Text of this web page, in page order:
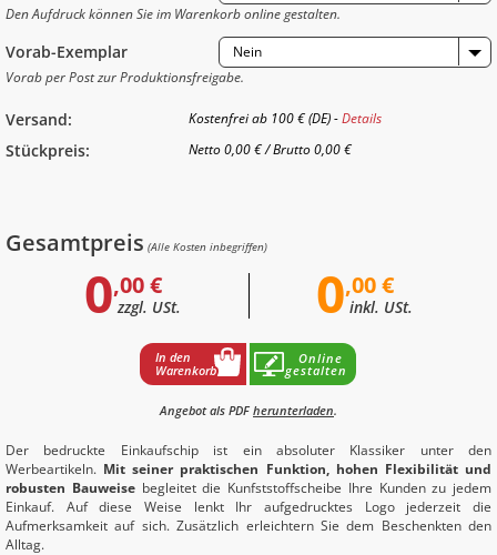
Den Aufdruck können Sie im Warenkorb online gestalten.
Vorab-Exemplar
Nein
Vorab per Post zur Produktionsfreigabe.
Versand: Kostenfrei ab 100 € (DE) -Details
Stückpreis: Netto 0,00 €/ Brutto 0,00 €
Gesamtpreis (Alle Kosten inbegriffen)
0,00 €
zzgl. USt. 0,00 €
inkl. USt.
In den
Warenkorb
Online
gestalten
Angebot als PDF herunterladen.
Der bedruckte Einkaufschip ist ein absoluter Klassiker unter den
Werbeartikeln. Mit seiner praktischen Funktion, hohen Flexibilität und
robusten Bauweisebegleitet die Kunfststoffscheibe Ihre Kunden zu jedem
Einkauf. Auf diese Weise lenkt Ihr aufgedrucktes Logo jederzeit die
Aufmerksamkeit auf sich. Zusätzlich erleichtern Sie dem Beschenkten den
Alltag.